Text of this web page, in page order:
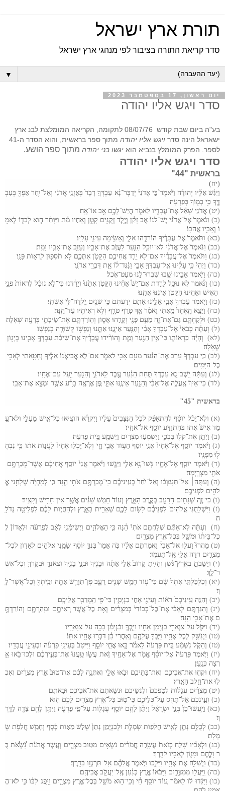
תורת ארץ ישראל
סדר קריאת התורה בציבור לפי מנהגי ארץ ישראל
▼
יום ראשון, 17 בספטמבר 2023
סדר ויגש אליו יהודה
בע"ה ביום שבת קודש 08/07/76
לתקומה, הקריאה המומלצת לבנ ארץ
ישאראל הינה סדר ויגש אליו יהודה
מתוך ספר בראשית, והוא הסדר ה-41
לספר . הפרק המומלץ בנביא הוא יגשו בני יהודה מתוך ספר הושע.
סדר ויגש אליו יהודה
בראשית "44"
(יח)
וַיִּגַּ֨שׁ אֵלָ֜יו יְהוּדָ֗ה וַיֹּ֘אמֶר֮ בִּ֣י אֲדֹנִי֒ יְדַבֶּר־נָ֨א עַבְדְּךָ֤ דָבָר֙ בְּאׇזְנֵ֣י אֲדֹנִ֔י וְאַל־יִ֥חַר אַפְּךָ֖ בְּעַבְ
דֶּ֑ךָ כִּ֥י כָמ֖וֹךָ כְּפַרְעֹֽה
(יט) אֲדֹנִ֣י שָׁאַ֔ל אֶת־עֲבָדָ֖יו לֵאמֹ֑ר הֲיֵשׁ־לָכֶ֥ם אָ֖ב אוֹ־אָֽח
(כ) וַנֹּ֙אמֶר֙ אֶל־אֲדֹנִ֔י יֶשׁ־לנוּ֙ אָ֣ב זָקֵ֔ן וְיֶ֥לֶד זְקֻנִ֖ים קָטָ֑ן וְאָחִ֣יו מֵ֔ת וַיִּוָּתֵ֨ר ה֧וּא לְבַדּ֛וֹ לְאִמּ֖
וֹ וְאָבִ֥יו אֲהֵבֽוֹ
(כא) וַתֹּ֙אמֶר֙ אֶל־עֲבָדֶ֔יךָ הוֹרִדֻ֖הוּ אֵלָ֑י וְאָשִׂ֥ימָה עֵינִ֖י עָלָֽיו
(כב) וַנֹּ֙אמֶר֙ אֶל־אֲדֹנִ֔י לֹא־יוּכַ֥ל הַנַּ֖עַר לַעֲזֹ֣ב אֶת־אָבִ֑יו וְעָזַ֥ב אֶת־אָבִ֖יו וָמֵֽת
(כג) וַתֹּ֙אמֶר֙ אֶל־עֲבָדֶ֔יךָ אִם־לֹ֥א יֵרֵ֛ד אֲחִיכֶ֥ם הַקָּטֹ֖ן אִתְּכֶ֑ם לֹ֥א תֹסִפ֖וּן לִרְא֥וֹת פָּנָֽי
(כד) וַיְהִי֙ כִּ֣י עָלִ֔ינוּ אֶֽל־עַבְדְּךָ֖ אָבִ֑י וַנַּ֨גֶּד־ל֔וֹ אֵ֖ת דִּבְרֵ֥י אֲדֹנִֽי
(כה) וַיֹּ֖אמֶר אָבִ֑ינוּ שֻׁ֖בוּ שִׁבְרוּ־לָ֥נוּ מְעַט־אֹֽכֶל
(כו) וַנֹּ֕אמֶר לֹ֥א נוּכַ֖ל לָרֶ֑דֶת אִם־יֵשׁ֩ אָחִ֨ינוּ הַקָּטֹ֤ן אִתָּ֙נוּ֙ וְיָרַ֔דְנוּ כִּי־לֹ֣א נוּכַ֗ל לִרְאוֹת֙ פְּנֵ֣י
הָאִ֔ישׁ וְאָחִ֥ינוּ הַקָּטֹ֖ן אֵינֶ֥נּוּ אִתָּֽנוּ
(כז) וַיֹּ֛אמֶר עַבְדְּךָ֥ אָבִ֖י אֵלֵ֑ינוּ אַתֶּ֣ם יְדַעְתֶּ֔ם כִּ֥י שְׁנַ֖יִם יָֽלְדָה־לִּ֥י אִשְׁתִּֽי
(כח) וַיֵּצֵ֤א הָֽאֶחָד֙ מֵֽאִתִּ֔י וָאֹמַ֕ר אַ֖ךְ טָרֹ֣ף טֹרָ֑ף וְלֹ֥א רְאִיתִ֖יו עַד־הֵֽנָּה
(כט) וּלְקַחְתֶּ֧ם גַּם־אֶת־זֶ֛ה מֵעִ֥ם פָּנַ֖י וְקָרָ֣הוּ אָס֑וֹן וְהֽוֹרַדְתֶּ֧ם אֶת־שֵׂיבָתִ֛י בְּרָעָ֖ה שְׁאֹֽלָה
(ל) וְעַתָּ֗ה כְּבֹאִי֙ אֶל־עַבְדְּךָ֣ אָבִ֔י וְהַנַּ֖עַר אֵינֶ֣נּוּ אִתָּ֑נוּ וְנַפְשׁ֖וֹ קְשׁוּרָ֥ה בְנַפְשֽׁוֹ
(לא) וְהָיָ֗ה כִּרְאוֹת֛וֹ כִּי־אֵ֥ין הַנַּ֖עַר וָמֵ֑ת וְהוֹרִ֨ידוּ עֲבָדֶ֜יךָ אֶת־שֵׂיבַ֨ת עַבְדְּךָ֥ אָבִ֛ינוּ בְּיָג֖וֹן
שְׁאֹֽלָה
(לב) כִּ֤י עַבְדְּךָ֙ עָרַ֣ב אֶת־הַנַּ֔עַר מֵעִ֥ם אָבִ֖י לֵאמֹ֑ר אִם־לֹ֤א אֲבִיאֶ֙נּוּ֙ אֵלֶ֔יךָ וְחָטָ֥אתִי לְאָבִ֖י
כׇּל־הַיָּמִֽים
(לג) וְעַתָּ֗ה יֵֽשֶׁב־נָ֤א עַבְדְּךָ֙ תַּ֣חַת הַנַּ֔עַר עֶ֖בֶד לַֽאדֹנִ֑י וְהַנַּ֖עַר יַ֥עַל עִם־אֶחָֽיו
(לד) כִּי־אֵיךְ֙ אֶֽעֱלֶ֣ה אֶל־אָבִ֔י וְהַנַּ֖עַר אֵינֶ֣נּוּ אִתִּ֑י פֶּ֚ן אֶרְאֶ֣ה בָרָ֔ע אֲשֶׁ֥ר יִמְצָ֖א אֶת־אָבִֽי
בראשית "45"
(א) וְלֹֽא־יָכֹ֨ל יוֹסֵ֜ף לְהִתְאַפֵּ֗ק לְכֹ֤ל הַנִּצָּבִים֙ עָלָ֔יו וַיִּקְרָ֕א הוֹצִ֥יאוּ כׇל־אִ֖ישׁ מֵעָלָ֑י וְלֹא־עָ֤
מַד אִישׁ֙ אִתּ֔וֹ בְּהִתְוַדַּ֥ע יוֹסֵ֖ף אֶל־אֶחָֽיו
(ב) וַיִּתֵּ֥ן אֶת־קֹל֖וֹ בִּבְכִ֑י וַיִּשְׁמְע֣וּ מִצְרַ֔יִם וַיִּשְׁמַ֖ע בֵּ֥ית פַּרְעֹֽה
(ג) וַיֹּ֨אמֶר יוֹסֵ֤ף אֶל־אֶחָיו֙ אֲנִ֣י יוֹסֵ֔ף הַע֥וֹד אָבִ֖י חָ֑י וְלֹֽא־יָכְל֤וּ אֶחָיו֙ לַעֲנ֣וֹת אֹת֔וֹ כִּ֥י נִבְהֲ
ל֖וּ מִפָּנָֽיו
(ד) וַיֹּ֨אמֶר יוֹסֵ֧ף אֶל־אֶחָ֛יו גְּשׁוּ־נָ֥א אֵלַ֖י וַיִּגָּ֑שׁוּ וַיֹּ֗אמֶר אֲנִי֙ יוֹסֵ֣ף אֲחִיכֶ֔ם אֲשֶׁר־מְכַרְתֶּ֥ם
אֹתִ֖י מִצְרָֽיְמָה
(ה) וְעַתָּ֣ה ׀אַל־תֵּעָ֣צְב֗וּ וְאַל־יִ֙חַר֙ בְּעֵ֣ינֵיכֶ֔ם כִּֽי־מְכַרְתֶּ֥ם אֹתִ֖י הֵ֑נָּה כִּ֣י לְמִֽחְיָ֔ה שְׁלָחַ֥נִי אֱ
לֹהִ֖ים לִפְנֵיכֶֽם
(ו) כִּי־זֶ֛ה שְׁנָתַ֥יִם הָרָעָ֖ב בְּקֶ֣רֶב הָאָ֑רֶץ וְעוֹד֙ חָמֵ֣שׁ שָׁנִ֔ים אֲשֶׁ֥ר אֵין־חָרִ֖ישׁ וְקָצִֽיר
(ז) וַיִּשְׁלָחֵ֤נִי אֱלֹהִים֙ לִפְנֵיכֶ֔ם לָשׂ֥וּם לָכֶ֛ם שְׁאֵרִ֖ית בָּאָ֑רֶץ וּלְהַחֲי֣וֹת לָכֶ֔ם לִפְלֵיטָ֖ה גְּדֹלָֽ
ה
(ח)
וְעַתָּ֗ה לֹֽא־אַתֶּ֞ם שְׁלַחְתֶּ֤ם אֹתִי֙ הֵ֔נָּה כִּ֖י הָאֱלֹהִ֑ים וַיְשִׂימֵ֨נִֽי לְאָ֜ב לְפַרְעֹ֗ה וּלְאָדוֹן֙ לְ
כׇל־בֵּית֔וֹ וּמֹשֵׁ֖ל בְּכׇל־אֶ֥רֶץ מִצְרָֽיִם
(ט) מַהֲרוּ֮ וַעֲל֣וּ אֶל־אָבִי֒ וַאֲמַרְתֶּ֣ם אֵלָ֗יו כֹּ֤ה אָמַר֙ בִּנְךָ֣ יוֹסֵ֔ף שָׂמַ֧נִי אֱלֹהִ֛ים לְאָד֖וֹן לְכׇל־
מִצְרָ֑יִם רְדָ֥ה אֵלַ֖י אַֽל־תַּעֲמֹֽד
(י) וְיָשַׁבְתָּ֣ בְאֶֽרֶץ־גֹּ֗שֶׁן וְהָיִ֤יתָ קָרוֹב֙ אֵלַ֔י אַתָּ֕ה וּבָנֶ֖יךָ וּבְנֵ֣י בָנֶ֑יךָ וְצֹאנְךָ֥ וּבְקָרְךָ֖ וְכׇל־אֲשֶׁ
ר־לָֽךְ
(יא) וְכִלְכַּלְתִּ֤י אֹֽתְךָ֙ שָׁ֔ם כִּי־ע֛וֹד חָמֵ֥שׁ שָׁנִ֖ים רָעָ֑ב פֶּן־תִּוָּרֵ֛שׁ אַתָּ֥ה וּבֵֽיתְךָ֖ וְכׇל־אֲשֶׁר־לָֽ
ךְ
(יב) וְהִנֵּ֤ה עֵֽינֵיכֶם֙ רֹא֔וֹת וְעֵינֵ֖י אָחִ֣י בִנְיָמִ֑ין כִּי־פִ֖י הַֽמְדַבֵּ֥ר אֲלֵיכֶֽם
(יג) וְהִגַּדְתֶּ֣ם לְאָבִ֗י אֶת־כׇּל־כְּבוֹדִי֙ בְּמִצְרַ֔יִם וְאֵ֖ת כׇּל־אֲשֶׁ֣ר רְאִיתֶ֑ם וּמִֽהַרְתֶּ֛ם וְהוֹרַדְתֶּ֥
ם אֶת־אָבִ֖י הֵֽנָּה
(יד) וַיִּפֹּ֛ל עַל־צַוְּארֵ֥י בִנְיָמִֽן־אָחִ֖יו וַיֵּ֑בְךְּ וּבִ֨נְיָמִ֔ן בָּכָ֖ה עַל־צַוָּארָֽיו
(טו) וַיְנַשֵּׁ֥ק לְכׇל־אֶחָ֖יו וַיֵּ֣בְךְּ עֲלֵהֶ֑ם וְאַ֣חֲרֵי כֵ֔ן דִּבְּר֥וּ אֶחָ֖יו אִתּֽוֹ
(טז) וְהַקֹּ֣ל נִשְׁמַ֗ע בֵּ֤ית פַּרְעֹה֙ לֵאמֹ֔ר בָּ֖אוּ אֲחֵ֣י יוֹסֵ֑ף וַיִּיטַב֙ בְּעֵינֵ֣י פַרְעֹ֔ה וּבְעֵינֵ֖י עֲבָדָֽיו
(יז) וַיֹּ֤אמֶר פַּרְעֹה֙ אֶל־יוֹסֵ֔ף אֱמֹ֥ר אֶל־אַחֶ֖יךָ זֹ֣את עֲשׂ֑וּ טַֽעֲנוּ֙ אֶת־בְּעִ֣ירְכֶ֔ם וּלְכוּ־בֹ֖אוּ אַ֥
רְצָה כְּנָֽעַן
(יח) וּקְח֧וּ אֶת־אֲבִיכֶ֛ם וְאֶת־בָּתֵּיכֶ֖ם וּבֹ֣אוּ אֵלָ֑י וְאֶתְּנָ֣ה לָכֶ֗ם אֶת־טוּב֙ אֶ֣רֶץ מִצְרַ֔יִם וְאִכְ
ל֖וּ אֶת־חֵ֥לֶב הָאָֽרֶץ
(יט) מִצְרַ֜יִם עֲגָל֗וֹת לְטַפְּכֶם֙ וְלִנְשֵׁיכֶ֔ם וּנְשָׂאתֶ֥ם אֶת־אֲבִיכֶ֖ם וּבָאתֶֽם
(כ) וְעֵ֣ינְכֶ֔ם אַל־תָּחֹ֖ס עַל־כְּלֵיכֶ֑ם כִּי־ט֛וּב כׇּל־אֶ֥רֶץ מִצְרַ֖יִם לָכֶ֥ם הֽוּא
(כא) וַיַּֽעֲשׂוּ־כֵן֙ בְּנֵ֣י יִשְׂרָאֵ֔ל וַיִּתֵּ֨ן לָהֶ֥ם יוֹסֵ֛ף עֲגָל֖וֹת עַל־פִּ֣י פַרְעֹ֑ה וַיִּתֵּ֥ן לָהֶ֛ם צֵדָ֖ה לַדָּֽרֶ
ךְ
(כב) לְכֻלָּ֥ם נָתַ֛ן לָאִ֖ישׁ חֲלִפ֣וֹת שְׂמָלֹ֑ת וּלְבִנְיָמִ֤ן נָתַן֙ שְׁלֹ֣שׁ מֵא֣וֹת כֶּ֔סֶף וְחָמֵ֖שׁ חֲלִפֹ֥ת שְׂ
מָלֹֽת
(כג) וּלְאָבִ֞יו שָׁלַ֤ח כְּזֹאת֙ עֲשָׂרָ֣ה חֲמֹרִ֔ים נֹשְׂאִ֖ים מִטּ֣וּב מִצְרָ֑יִם וְעֶ֣שֶׂר אֲתֹנֹ֡ת נֹֽ֠שְׂאֹ֠ת בָּ֣
ר וָלֶ֧חֶם וּמָז֛וֹן לְאָבִ֖יו לַדָּֽרֶךְ
(כד) וַיְשַׁלַּ֥ח אֶת־אֶחָ֖יו וַיֵּלֵ֑כוּ וַיֹּ֣אמֶר אֲלֵהֶ֔ם אַֽל־תִּרְגְּז֖וּ בַּדָּֽרֶךְ
(כה) וַֽיַּעֲל֖וּ מִמִּצְרָ֑יִם וַיָּבֹ֙אוּ֙ אֶ֣רֶץ כְּנַ֔עַן אֶֽל־יַעֲקֹ֖ב אֲבִיהֶֽם
(כו) וַיַּגִּ֨דוּ ל֜וֹ לֵאמֹ֗ר ע֚וֹד יוֹסֵ֣ף חַ֔י וְכִֽי־ה֥וּא מֹשֵׁ֖ל בְּכׇל־אֶ֣רֶץ מִצְרָ֑יִם וַיָּ֣פׇג לִבּ֔וֹ כִּ֥י לֹא־הֶ